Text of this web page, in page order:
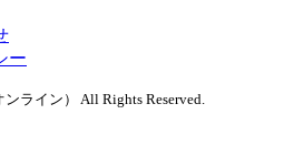
ー
ライン） All Rights Reserved.